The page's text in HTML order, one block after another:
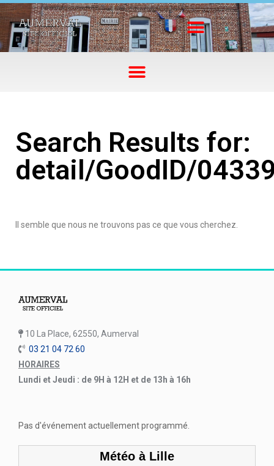
Search Results for:
detail/GoodID/
Il semble que nous ne trouvons pas ce que vous cherchez.
10 La Place, 62550, Aumerval
03 21 04 72 60
HORAIRES
Lundi et Jeudi : de 9H à 12H et de 13h à 16h
Pas d'événement actuellement programmé.
Météo à Lille